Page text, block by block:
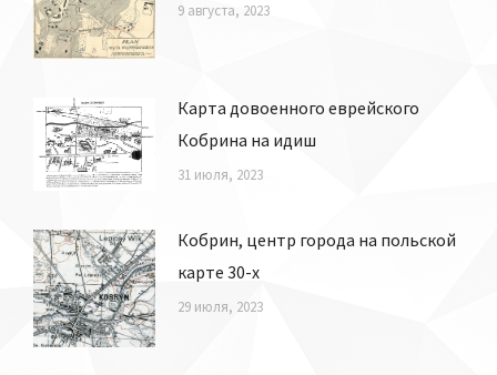
9 августа, 2023
Карта довоенного еврейского
Кобрина на идиш
31 июля, 2023
Кобрин, центр города на польской
карте 30-х
29 июля, 2023